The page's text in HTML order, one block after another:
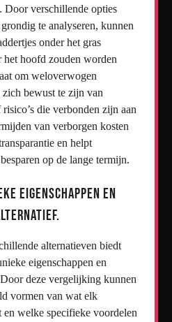
verschillende opties
te analyseren, kunnen
onder het gras
het hoofd zouden worden
om weloverwogen
zich bewust te zijn van
die verbonden zijn aan
van verborgen kosten
en helpt
op de lange termijn.
eigenschappen en
alternatieven biedt
eigenschappen en
deze vergelijking kunnen
vormen van wat elk
en welke specifieke voordelen